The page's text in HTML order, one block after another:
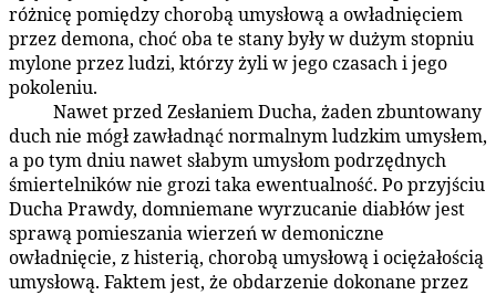
różnicę pomiędzy chorobą umysłową a owładnięciem
przez demona, choć oba te stany były w dużym stopniu
mylone przez ludzi, którzy żyli w jego czasach i jego
pokoleniu.
Nawet przed Zesłaniem Ducha, żaden zbuntowany
duch nie mógł zawładnąć normalnym ludzkim umysłem,
a po tym dniu nawet słabym umysłom podrzędnych
śmiertelników nie grozi taka ewentualność. Po przyjściu
Ducha Prawdy, domniemane wyrzucanie diabłów jest
sprawą pomieszania wierzeń w demoniczne
owładnięcie, z histerią, chorobą umysłową i ociężałością
umysłową. Faktem jest, że obdarzenie dokonane przez